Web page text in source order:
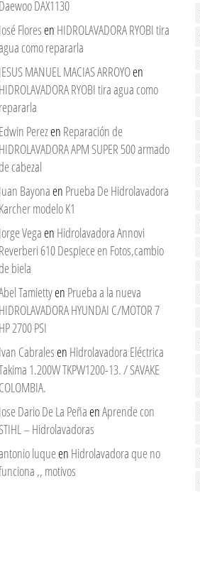
Daewoo DAX1130
José Floresen HIDROLAVADORA RYOBI tira
como repararla
JESUS MANUEL MACIAS ARROYOen
HIDROLAVADORA RYOBI tira agua como
repararla
Edwin Perezen Reparación de
HIDROLAVADORA APM SUPER 500 armado
cabezal
Juan Bayonaen Prueba De Hidrolavadora
Karcher modelo K1
Jorge Vegaen Hidrolavadora Annovi
Reverberi 610 Despiece en Fotos,cambio
biela
Tamiettyen Prueba a la nueva
HIDROLAVADORA HYUNDAI C/MOTOR 7
HP 2700 PSI
Ivan Cabralesen Hidrolavadora Eléctrica
1.200W TKPW1200-13. / SAVAKE
COLOMBIA.
Jose Dario De La PeñaenAprende con
STIHL – Hidrolavadoras
luqueen Hidrolavadora que no
,, motivos